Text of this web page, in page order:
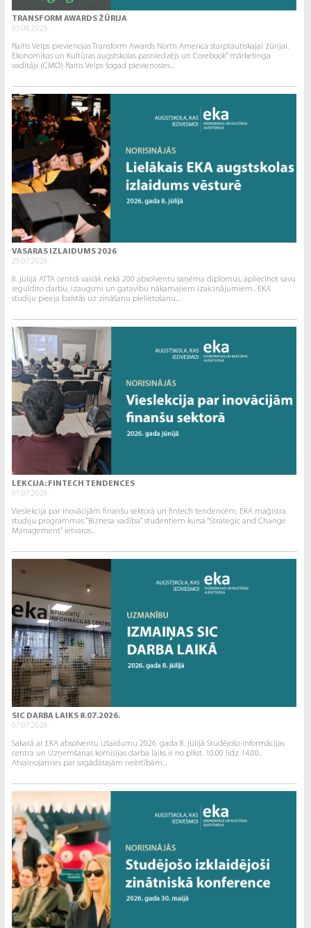
TRANSFORM AWARDS ŽŪRIJA
05.08.2026.
Raitis Velps pievienojas Transform Awards North America starptautiskajai žūrijai.
Ekonomikas un Kultūras augstskolas pasniedzējs un Corebook° mārketinga
vadītājs (CMO) Raitis Velps šogad pievienosies...
VASARAS IZLAIDUMS 2026
29.07.2026.
8. jūlijā ATTA centrā vairāk nekā 200 absolventu saņēma diplomus, apliecinot savu
ieguldīto darbu, izaugsmi un gatavību nākamajiem izaicinājumiem.. EKA
studiju pieeja balstās uz zināšanu pielietošanu...
LEKCIJA: FINTECH TENDENCES
07.07.2026.
Vieslekcija par inovācijām finanšu sektorā un fintech tendencēm. EKA maģistra
studiju programmas “Biznesa vadība” studentiem kursa “Strategic and Change
Management” ietvaros...
SIC DARBA LAIKS 8.07.2026.
07.07.2026.
Sakarā ar EKA absolventu izlaidumu 2026. gada 8. jūlijā Studējošo informācijas
centra un Uzņemšanas komisijas darba laiks ir no plkst. 10.00 līdz 14.00..
Atvainojamies par sagādātajām neērtībām...